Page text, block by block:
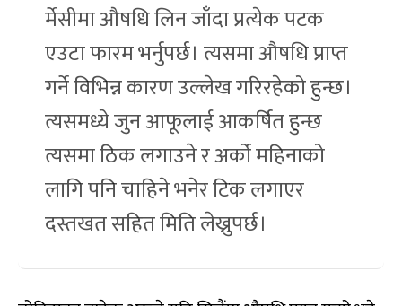
र्मेसीमा औषधि लिन जाँदा प्रत्येक पटक
एउटा फारम भर्नुपर्छ। त्यसमा औषधि प्राप्त
गर्ने विभिन्न कारण उल्लेख गरिरहेको हुन्छ।
त्यसमध्ये जुन आफूलाई आकर्षित हुन्छ
त्यसमा ठिक लगाउने र अर्को महिनाको
लागि पनि चाहिने भनेर टिक लगाएर
दस्तखत सहित मिति लेख्नुपर्छ।